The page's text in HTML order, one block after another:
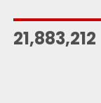
21,883,212